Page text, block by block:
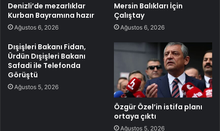
Denizli’de mezarlıklar
Kurban Bayramına hazır
Ağustos 6, 2026
Mersin Balıkları İçin
Çalıştay
Ağustos 6, 2026
Dışişleri Bakanı Fidan,
Ürdün Dışişleri Bakanı
Safadi ile Telefonda
Görüştü
Ağustos 5, 2026
Özgür Özel’in istifa planı
ortaya çıktı
Ağustos 5, 2026